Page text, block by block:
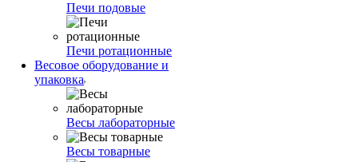
Печи подовые
Печи ротационные
Весовое оборудование и
упаковка
Весы лабораторные
Весы товарные